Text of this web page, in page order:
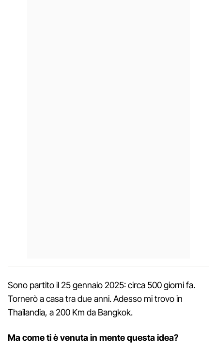
Sono partito il 25 gennaio 2025: circa 500 giorni fa.
Tornerò a casa tra due anni. Adesso mi trovo in
Thailandia, a 200 Km da Bangkok.
Ma come ti è venuta in mente questa idea?